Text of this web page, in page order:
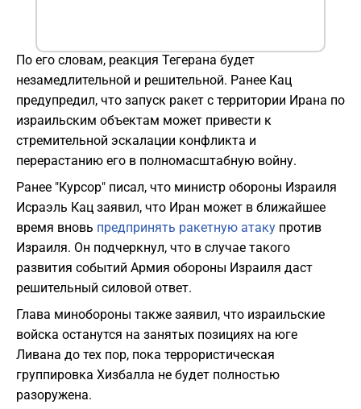
По его словам, реакция Тегерана будет
незамедлительной и решительной. Ранее Кац
предупредил, что запуск ракет с территории Ирана по
израильским объектам может привести к
стремительной эскалации конфликта и
перерастанию его в полномасштабную войну.
Ранее "Курсор" писал, что министр обороны Израиля
Исраэль Кац заявил, что Иран может в ближайшее
время вновь предпринять ракетную атаку против
Израиля. Он подчеркнул, что в случае такого
развития событий Армия обороны Израиля даст
решительный силовой ответ.
Глава минобороны также заявил, что израильские
войска останутся на занятых позициях на юге
Ливана до тех пор, пока террористическая
группировка Хизбалла не будет полностью
разоружена.